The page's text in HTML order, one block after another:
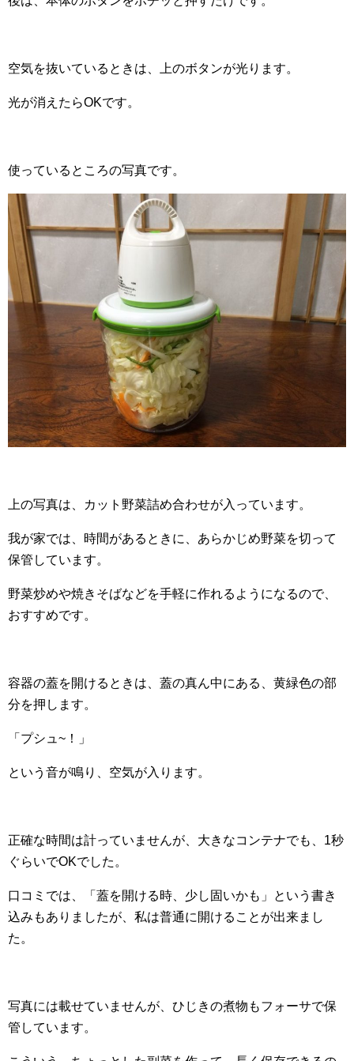
空気を抜いているときは、上のボタンが光ります。
光が消えたらOKです。
使っているところの写真です。
上の写真は、カット野菜詰め合わせが入っています。
我が家では、時間があるときに、あらかじめ野菜を切って
保管しています。
野菜炒めや焼きそばなどを手軽に作れるようになるので、
おすすめです。
容器の蓋を開けるときは、蓋の真ん中にある、黄緑色の部
分を押します。
「プシュ~！」
という音が鳴り、空気が入ります。
正確な時間は計っていませんが、大きなコンテナでも、1秒
ぐらいでOKでした。
口コミでは、「蓋を開ける時、少し固いかも」という書き
込みもありましたが、私は普通に開けることが出来まし
た。
写真には載せていませんが、ひじきの煮物もフォーサで保
管しています。